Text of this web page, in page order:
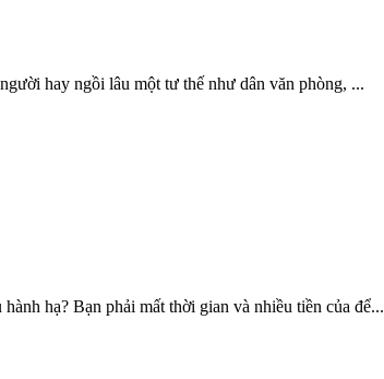
hay ngồi lâu một tư thế như dân văn phòng, ...
hạ? Bạn phải mất thời gian và nhiều tiền của để...